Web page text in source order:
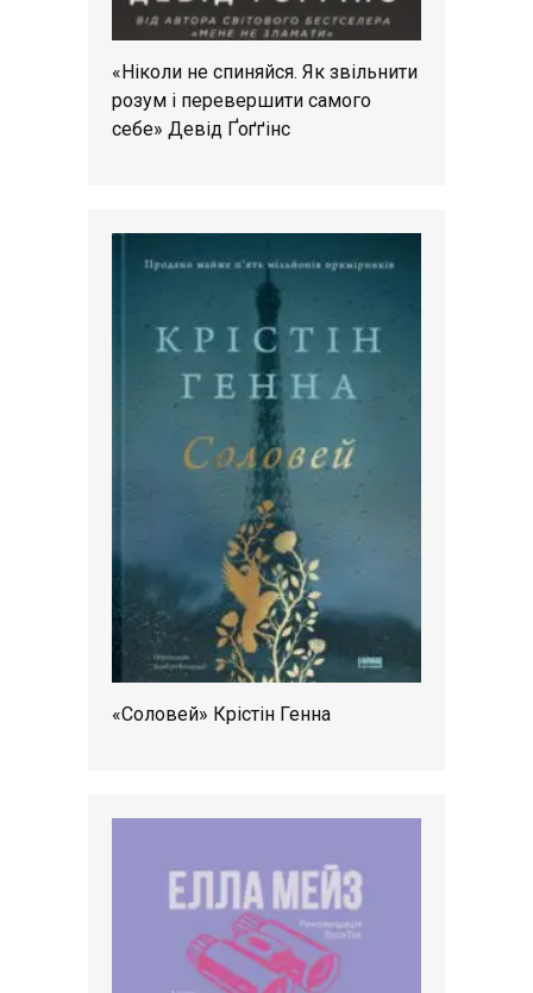
«Ніколи не спиняйся. Як звільнити
розум і перевершити самого
себе» Девід Ґоґґінс
«Соловей» Крістін Генна